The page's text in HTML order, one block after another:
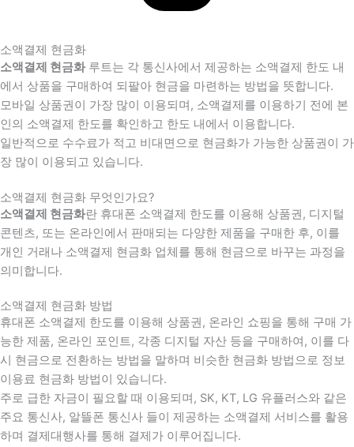
소액결제 현금화
소액결제 현금화루트는 각 통신사에서 제공하는 소액결제 한도 내
에서 상품을 구매하여 되팔아 현금을 마련하는 방법을 뜻합니다.
모바일 상품권이 가장 많이 이용되며, 소액결제를 이용하기 전에 본
인의 소액결제 한도를 확인하고 한도 내에서 이용합니다.
일반적으로 수수료가 적고 비대면으로 현금화가 가능한 상품권이 가
장 많이 이용되고 있습니다.
소액결제 현금화 무엇인가요?
소액결제 현금화란 휴대폰 소액결제 한도를 이용해 상품권, 디지털
콘텐츠, 또는 온라인에서 판매되는 다양한 제품을 구매한 후, 이를
개인 거래나 소액결제 현금화 업체를 통해 현금으로 바꾸는 과정을
의미합니다.
소액결제 현금화 방법
휴대폰 소액결제 한도를 이용해 상품권, 온라인 쇼핑을 통해 구매 가
능한 제품, 온라인 포인트, 각종 디지털 자산 등을 구매하여, 이를 다
시 현금으로 전환하는 방법을 말하며 비슷한 현금화 방법으로 정보
이용료 현금화 방법이 있습니다.
주로 급한 자금이 필요할 때 이용되며, SK, KT, LG 유플러스와 같은
주요 통신사, 알뜰폰 통신사 들이 제공하는 소액결제 서비스를 활용
하며 결제대행사를 통해 결제가 이루어집니다.